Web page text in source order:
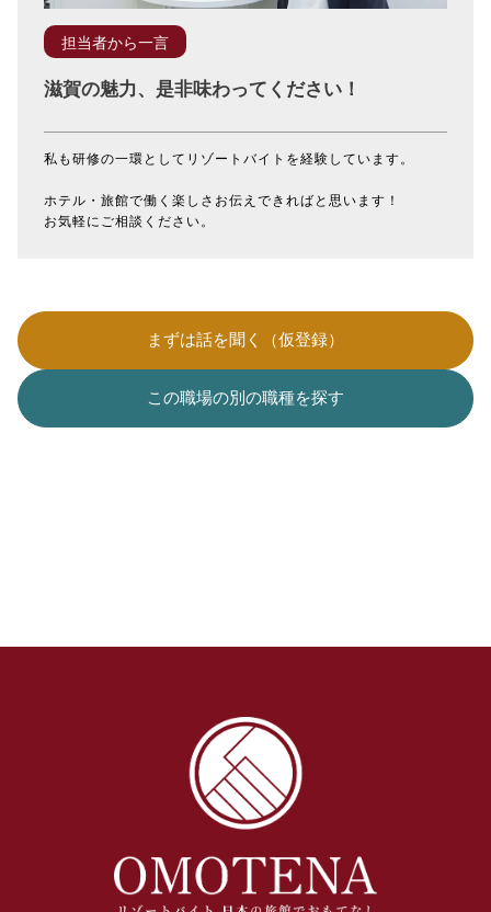
担当者から一言
滋賀の魅力、是非味わってください！
私も研修の一環としてリゾートバイトを経験しています。
ホテル・旅館で働く楽しさお伝えできればと思います！
お気軽にご相談ください。
まずは話を聞く（仮登録）
この職場の別の職種を探す